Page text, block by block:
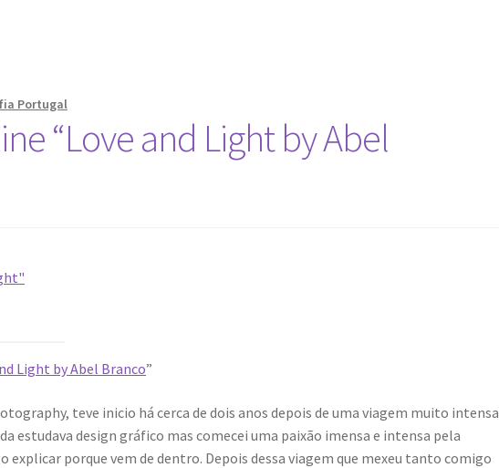
Portugal
“Love and Light by Abel
Light by Abel Branco”
teve inicio há cerca de dois anos depois de uma viagem muito intensa
estudava design gráfico mas comecei uma paixão imensa e intensa pela
explicar porque vem de dentro. Depois dessa viagem que mexeu tanto comigo